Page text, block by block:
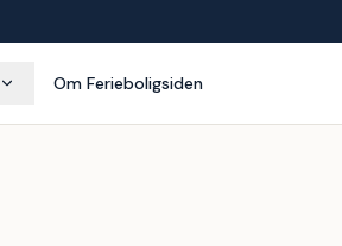
Om Ferieboligsiden